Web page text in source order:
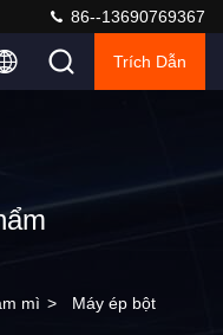
86--13690769367
Trích Dẫn
mì > Máy ép bột